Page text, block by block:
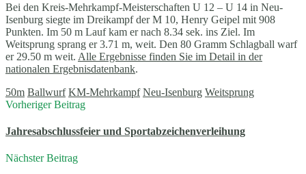
Bei den Kreis-Mehrkampf-Meisterschaften U 12 – U 14 in Neu-
Isenburg siegte im Dreikampf der M 10, Henry Geipel mit 908
Punkten. Im 50 m Lauf kam er nach 8.34 sek. ins Ziel. Im
Weitsprung sprang er 3.71 m, weit. Den 80 Gramm Schlagball warf
er 29.50 m weit. Alle Ergebnisse finden Sie im Detail in der
nationalen Ergebnisdatenbank.
50m Ballwurf KM-Mehrkampf Neu-Isenburg Weitsprung
Vorheriger Beitrag
Jahresabschlussfeier und Sportabzeichenverleihung
Nächster Beitrag